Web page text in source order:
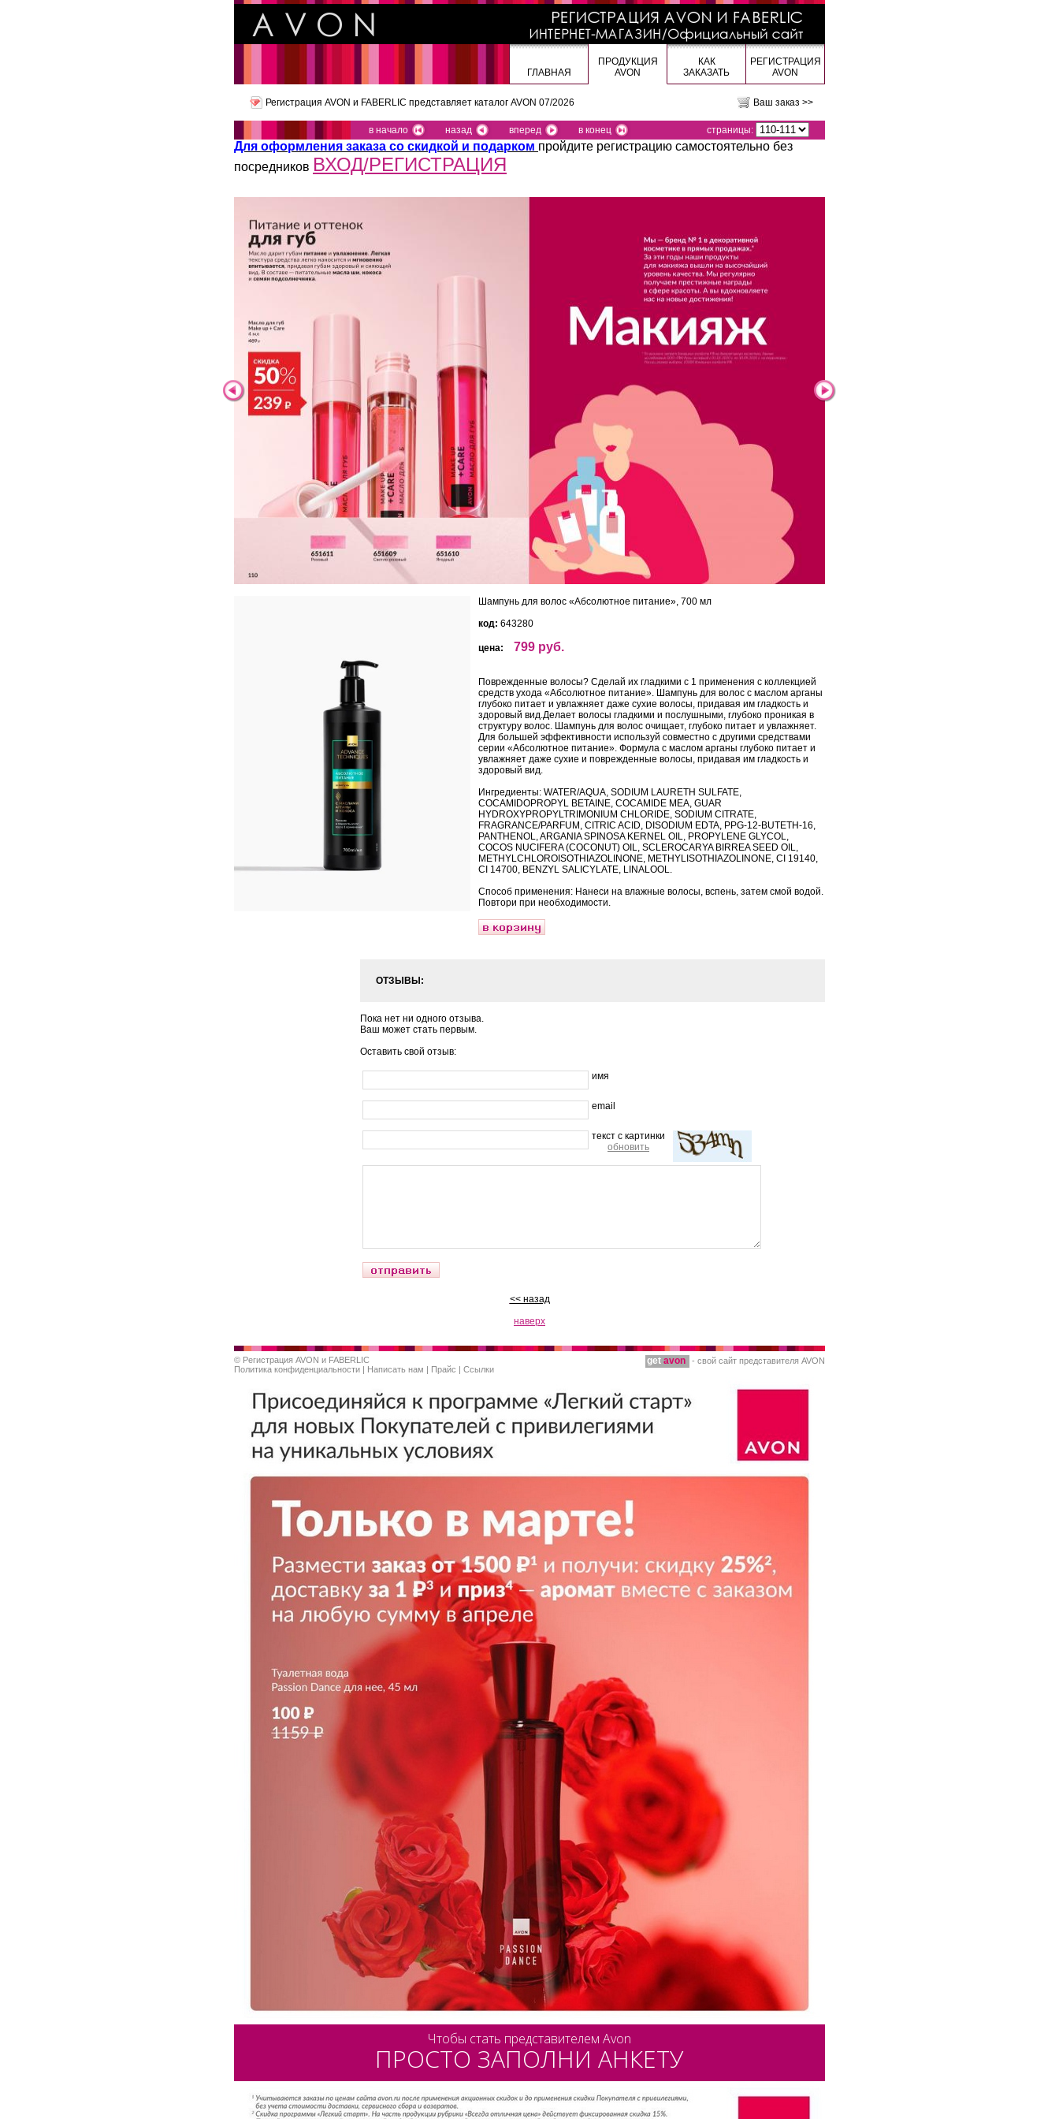
ГЛАВНАЯ
ПРОДУКЦИЯ
AVON
КАК
ЗАКАЗАТЬ
РЕГИСТРАЦИЯ
AVON
Регистрация AVON и FABERLIC представляет каталог AVON 07/2026 Ваш заказ >>
в начало назад вперед в конец страницы:
Для оформления заказа со скидкой и подарком пройдите регистрацию самостоятельно без
посредников ВХОД/РЕГИСТРАЦИЯ
Шампунь для волос «Абсолютное питание», 700 мл
код: 643280
цена: 799 руб.
Поврежденные волосы? Сделай их гладкими с 1 применения с коллекцией
средств ухода «Абсолютное питание». Шампунь для волос с маслом арганы
глубоко питает и увлажняет даже сухие волосы, придавая им гладкость и
здоровый вид.Делает волосы гладкими и послушными, глубоко проникая в
структуру волос. Шампунь для волос очищает, глубоко питает и увлажняет.
Для большей эффективности используй совместно с другими средствами
серии «Абсолютное питание». Формула с маслом арганы глубоко питает и
увлажняет даже сухие и поврежденные волосы, придавая им гладкость и
здоровый вид.
Ингредиенты: WATER/AQUA, SODIUM LAURETH SULFATE,
COCAMIDOPROPYL BETAINE, COCAMIDE MEA, GUAR
HYDROXYPROPYLTRIMONIUM CHLORIDE, SODIUM CITRATE,
FRAGRANCE/PARFUM, CITRIC ACID, DISODIUM EDTA, PPG-12-BUTETH-16,
PANTHENOL, ARGANIA SPINOSA KERNEL OIL, PROPYLENE GLYCOL,
COCOS NUCIFERA (COCONUT) OIL, SCLEROCARYA BIRREA SEED OIL,
METHYLCHLOROISOTHIAZOLINONE, METHYLISOTHIAZOLINONE, CI 19140,
CI 14700, BENZYL SALICYLATE, LINALOOL.
Способ применения: Нанеси на влажные волосы, вспень, затем смой водой.
Повтори при необходимости.
ОТЗЫВЫ:
Пока нет ни одного отзыва.
Ваш может стать первым.
Оставить свой отзыв:
имя
email
текст с картинки
обновить
<< назад
наверх
get avon - свой сайт представителя AVON
© Регистрация AVON и FABERLIC
Политика конфиденциальности | Написать нам | Прайс | Ссылки
Чтобы стать представителем Avon
ПРОСТО ЗАПОЛНИ АНКЕТУ